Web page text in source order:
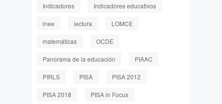
Indicadores Indicadores educativos
inee lectura LOMCE
matemáticas OCDE
Panorama de la educación PIAAC
PIRLS PISA PISA 2012
PISA 2018 PISA in Focus